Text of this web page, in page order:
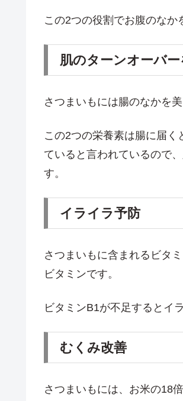
この2つの役割でお腹のなか
肌のターンオーバ
さつまいもには腸のなかを
この2つの栄養素は腸に届
ていると言われているので
す。
イライラ予防
さつまいもに含まれるビタ
ビタミンです。
ビタミンB1が不足するとイ
むくみ改善
さつまいもには、お米の18